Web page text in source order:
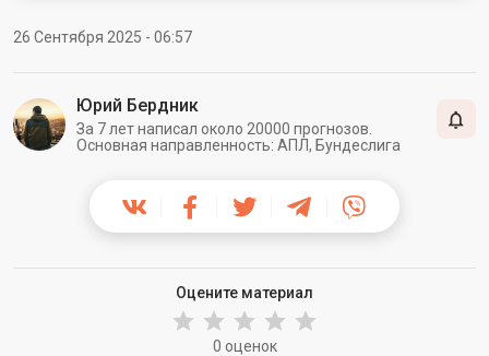
26 Сентября 2025 - 06:57
Юрий Бердник
За 7 лет написал около 20000 прогнозов.
Основная направленность: АПЛ, Бундеслига
Оцените материал
0 оценок